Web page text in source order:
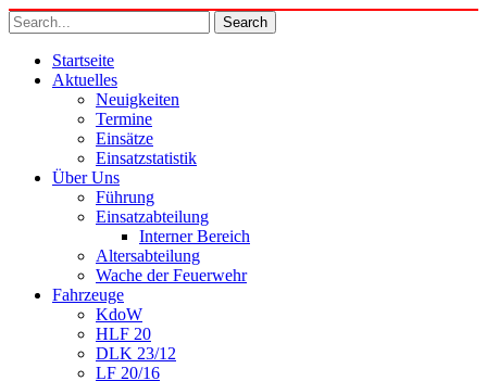
Startseite
Aktuelles
Neuigkeiten
Termine
Einsätze
Einsatzstatistik
Über Uns
Führung
Einsatzabteilung
Interner Bereich
Altersabteilung
Wache der Feuerwehr
Fahrzeuge
KdoW
HLF 20
DLK 23/12
LF 20/16